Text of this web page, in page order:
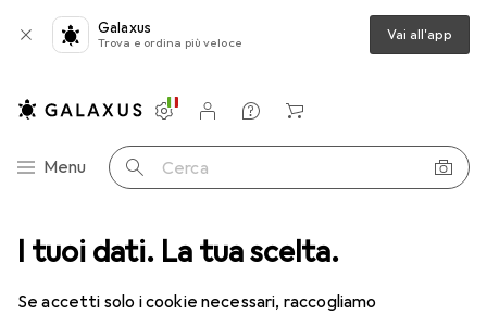
I tuoi dati. La tua scelta.
Se accetti solo i cookie necessari, raccogliamo
Galaxus
Trova e ordina più veloce Vai all'app
Categoria Navigazione
Menu Cerca
Impostazioni
Conto cliente
Liste di confronto
Liste dei desideri
Carrello
Lenti a contatto Air Optix HydraGlyde per l'astigmatismo 6